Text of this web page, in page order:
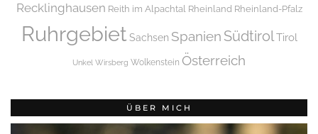
Recklinghausen Reith im Alpachtal Rheinland Rheinland-Pfalz
Ruhrgebiet Sachsen Spanien SüdtirolTirol
Unkel Wirsberg Wolkenstein Österreich
ÜBER MICH